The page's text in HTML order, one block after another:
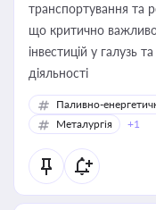
транспортування та
що критично
інвестицій у галузь
діяльності
Паливно-
Металургія
+1